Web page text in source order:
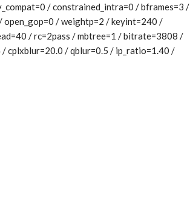
/ constrained_intra=0 / bframes=3 /
open_gop=0 / weightp=2 / keyint=240 /
/ rc=2pass / mbtree=1 / bitrate=3808 /
cplxblur=20.0 / qblur=0.5 / ip_ratio=1.40 /